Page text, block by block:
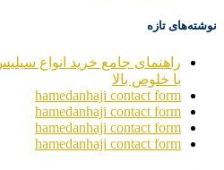
نوشته‌های تازه
راهنمای جامع خرید انواع
با خلوص بالا
hamedanhaji contact form
hamedanhaji contact form
hamedanhaji contact form
hamedanhaji contact form